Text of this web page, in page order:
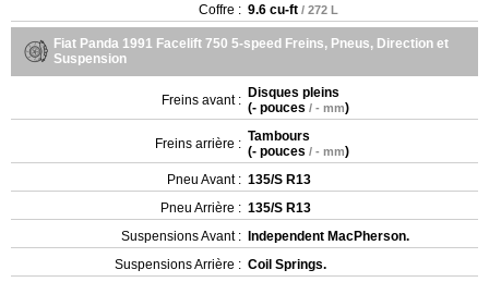
Coffre : 9.6 cu-ft / 272 L
Fiat Panda 1991 Facelift 750 5-speed Freins, Pneus, Direction et
Suspension
Freins avant : Disques pleins
(- pouces / - mm)
Freins arrière : Tambours
(- pouces / - mm)
Pneu Avant : 135/S R13
Pneu Arrière : 135/S R13
Suspensions Avant : Independent MacPherson.
Suspensions Arrière : Coil Springs.